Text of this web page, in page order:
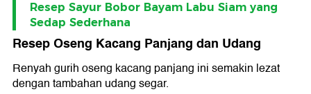
Resep Sayur Bobor Bayam Labu Siam yang
Sedap Sederhana
Resep Oseng Kacang Panjang dan Udang
Renyah gurih oseng kacang panjang ini semakin lezat
dengan tambahan udang segar.